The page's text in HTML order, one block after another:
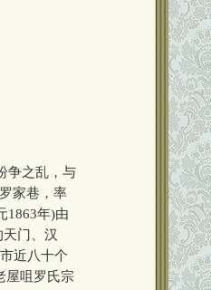
争之乱，与
家巷，率
1863年)由
门、汉
近八十个
屋咀罗氏宗